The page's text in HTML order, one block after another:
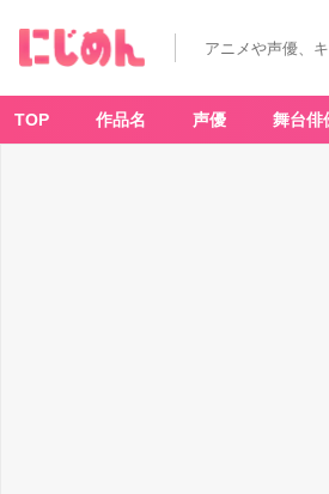
アニメや声優、
TOP 作品名 声優 舞台俳